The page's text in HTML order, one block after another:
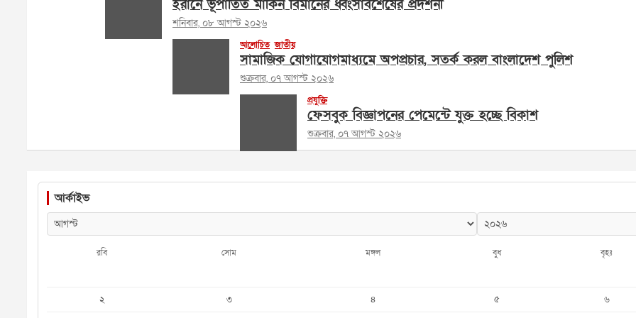
ইরানে ভূপাতিত মার্কিন বিমানের ধ্বংসাবশেষের প্রদর্শনী
শনিবার, ০৮ আগস্ট ২০২৬
আলোচিত জাতীয়
সামাজিক যোগাযোগমাধ্যমে অপপ্রচার, সতর্ক করল বাংলাদেশ পুলিশ
শুক্রবার, ০৭ আগস্ট ২০২৬
প্রযুক্তি
ফেসবুক বিজ্ঞাপনের পেমেন্টে যুক্ত হচ্ছে বিকাশ
শুক্রবার, ০৭ আগস্ট ২০২৬
আর্কাইভ
রবি সোম মঙ্গল বুধ বৃহঃ
২
৩ ৪ ৫ ৬